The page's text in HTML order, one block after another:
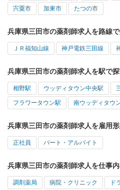
宍粟市 加東市 たつの市
兵庫県三田市の薬剤師求人を路線
ＪＲ福知山線 神戸電鉄三田線
兵庫県三田市の薬剤師求人を駅で
相野駅 ウッディタウン中央駅
フラワータウン駅 南ウッディタウ
兵庫県三田市の薬剤師求人を雇用
正社員 パート・アルバイト
兵庫県三田市の薬剤師求人を仕事
調剤薬局 病院・クリニック ド